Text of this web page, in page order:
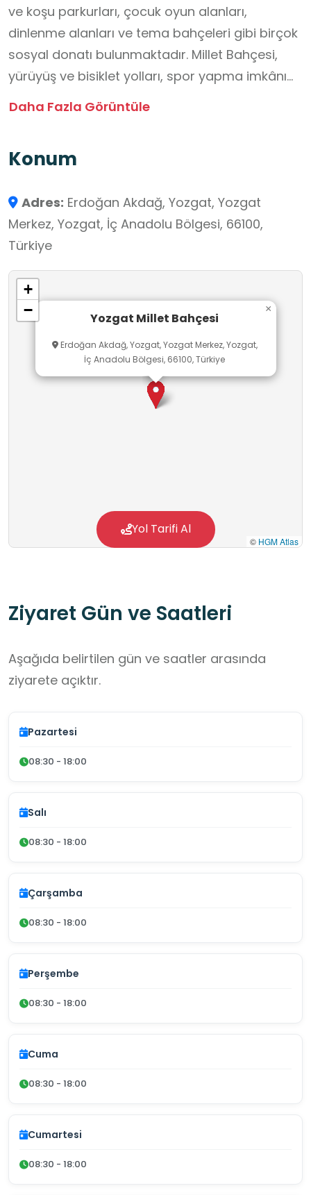
ve koşu parkurları, çocuk oyun alanları,
dinlenme alanları ve tema bahçeleri gibi birçok
sosyal donatı bulunmaktadır. Millet Bahçesi,
yürüyüş ve bisiklet yolları, spor yapma imkânı
sağlayan fitness alanı ile basketbol, voleybol ve
deneyim sunan bahçe, gezi ve dinlenme
Öğrenme ortamı açısından Türkiye Yüzyılı
Maarif Modeli kapsamında öne çıkan çevre
bilinci, sağlıklı yaşam, estetik duyarlılık, sosyal
etkileşim ve sorumluluk değerleriyle doğrudan
ilişkilidir. Öğrencinin bu değerleri edinmesine
katkı sunar.
Daha Fazla Görüntüle
Konum
Adres: Erdoğan Akdağ, Yozgat, Yozgat
Merkez, Yozgat, İç Anadolu Bölgesi, 66100,
Türkiye
Yozgat Millet Bahçesi
Erdoğan Akdağ, Yozgat, Yozgat Merkez, Yozgat,
İç Anadolu Bölgesi, 66100, Türkiye
×
+
−
© HGM Atlas
Yol Tarifi Al
Ziyaret Gün ve Saatleri
Aşağıda belirtilen gün ve saatler arasında
ziyarete açıktır.
Pazartesi
08:30 - 18:00
Salı
08:30 - 18:00
Çarşamba
08:30 - 18:00
Perşembe
08:30 - 18:00
Cuma
08:30 - 18:00
Cumartesi
08:30 - 18:00